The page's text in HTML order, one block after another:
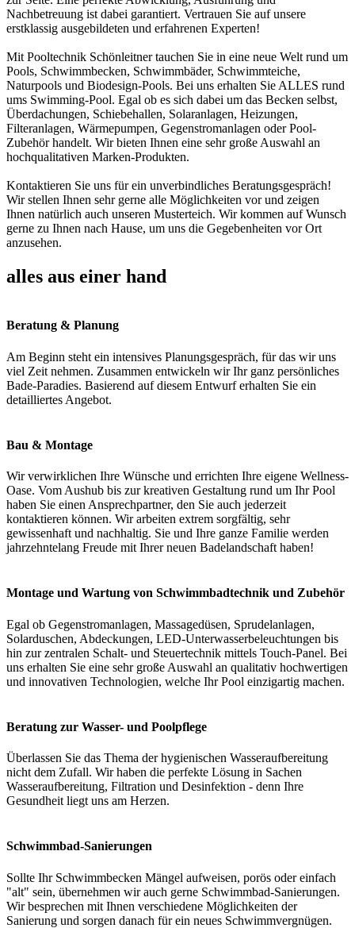
Nachbetreuung ist dabei garantiert. Vertrauen Sie auf unsere
erstklassig ausgebildeten und erfahrenen Experten!
Mit Pooltechnik Schönleitner tauchen Sie in eine neue Welt rund um
Pools, Schwimmbecken, Schwimmbäder, Schwimmteiche,
Naturpools und Biodesign-Pools. Bei uns erhalten Sie ALLES rund
ums Swimming-Pool. Egal ob es sich dabei um das Becken selbst,
Überdachungen, Schiebehallen, Solaranlagen, Heizungen,
Filteranlagen, Wärmepumpen, Gegenstromanlagen oder Pool-
Zubehör handelt. Wir bieten Ihnen eine sehr große Auswahl an
hochqualitativen Marken-Produkten.
Kontaktieren Sie uns für ein unverbindliches Beratungsgespräch!
Wir stellen Ihnen sehr gerne alle Möglichkeiten vor und zeigen
Ihnen natürlich auch unseren Musterteich. Wir kommen auf Wunsch
gerne zu Ihnen nach Hause, um uns die Gegebenheiten vor Ort
anzusehen.
alles aus einer hand
Beratung & Planung
Am Beginn steht ein intensives Planungsgespräch, für das wir uns
viel Zeit nehmen. Zusammen entwickeln wir Ihr ganz persönliches
Bade-Paradies. Basierend auf diesem Entwurf erhalten Sie ein
detailliertes Angebot.
Bau & Montage
Wir verwirklichen Ihre Wünsche und errichten Ihre eigene Wellness-
Oase. Vom Aushub bis zur kreativen Gestaltung rund um Ihr Pool
haben Sie einen Ansprechpartner, den Sie auch jederzeit
kontaktieren können. Wir arbeiten extrem sorgfältig, sehr
gewissenhaft und nachhaltig. Sie und Ihre ganze Familie werden
jahrzehntelang Freude mit Ihrer neuen Badelandschaft haben!
Montage und Wartung von Schwimmbadtechnik und Zubehör
Egal ob Gegenstromanlagen, Massagedüsen, Sprudelanlagen,
Solarduschen, Abdeckungen, LED-Unterwasserbeleuchtungen bis
hin zur zentralen Schalt- und Steuertechnik mittels Touch-Panel. Bei
uns erhalten Sie eine sehr große Auswahl an qualitativ hochwertigen
und innovativen Technologien, welche Ihr Pool einzigartig machen.
Beratung zur Wasser- und Poolpflege
Überlassen Sie das Thema der hygienischen Wasseraufbereitung
nicht dem Zufall. Wir haben die perfekte Lösung in Sachen
Wasseraufbereitung, Filtration und Desinfektion - denn Ihre
Gesundheit liegt uns am Herzen.
Schwimmbad-Sanierungen
Sollte Ihr Schwimmbecken Mängel aufweisen, porös oder einfach
"alt" sein, übernehmen wir auch gerne Schwimmbad-Sanierungen.
Wir besprechen mit Ihnen verschiedene Möglichkeiten der
Sanierung und sorgen danach für ein neues Schwimmvergnügen.